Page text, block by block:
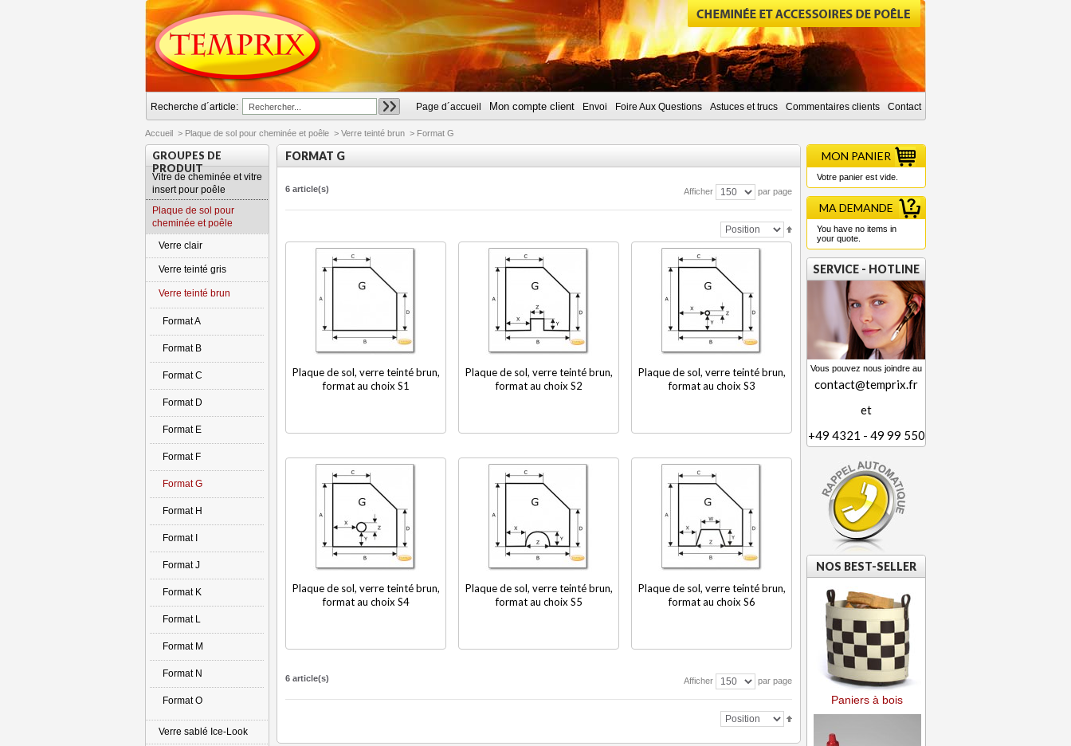
Recherche d´article: CHERCHER
Page d´accueil Mon compte client Envoi Foire Aux Questions Astuces et trucs Commentaires clients Contact
Accueil > Plaque de sol pour cheminée et poêle > Verre teinté brun > Format G
FORMAT G
6 article(s) Afficher par page
Plaque de sol, verre teinté brun,
format au choix S1
Plaque de sol, verre teinté brun,
format au choix S2
Plaque de sol, verre teinté brun,
format au choix S3
Plaque de sol, verre teinté brun,
format au choix S4
Plaque de sol, verre teinté brun,
format au choix S5
Plaque de sol, verre teinté brun,
format au choix S6
6 article(s) Afficher par page
GROUPES DE
PRODUIT
Vitre de cheminée et vitre
insert pour poêle
Plaque de sol pour
cheminée et poêle
Verre clair
Verre teinté gris
Verre teinté brun
Format A
Format B
Format C
Format D
Format E
Format F
Format G
Format H
Format I
Format J
Format K
Format L
Format M
Format N
Format O
Verre sablé Ice-Look
MON PANIER
Votre panier est vide.
MA DEMANDE
You have no items in
your quote.
SERVICE - HOTLINE
Vous pouvez nous joindre au
contact@temprix.fr
et
+49 4321 - 49 99 550
NOS BEST-SELLER
Paniers à bois